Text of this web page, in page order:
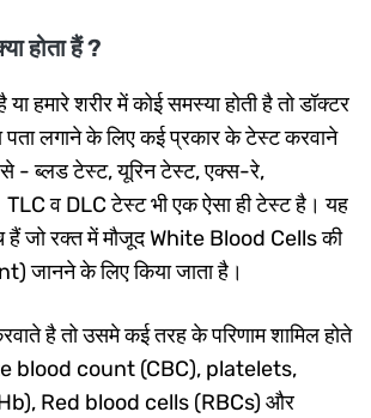
होता हैं ?
हमारे शरीर में कोई समस्या होती है तो डॉक्टर
पता लगाने के लिए कई प्रकार के टेस्ट करवाने
- ब्लड टेस्ट, यूरिन टेस्ट, एक्स-रे,
व DLC टेस्ट भी एक ऐसा ही टेस्ट है। यह
जो रक्त में मौजूद White Blood Cells की
जानने के लिए किया जाता है।
है तो उसमे कई तरह के परिणाम शामिल होते
blood count (CBC), platelets,
Red blood cells (RBCs) और